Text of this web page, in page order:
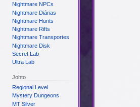
Nightmare NPCs
Nightmare Diárias
Nightmare Hunts
Nightmare Rifts
Nightmare Transportes
Nightmare Disk
Secret Lab
Ultra Lab
Johto
Regional Level
Mystery Dungeons
MT Silver